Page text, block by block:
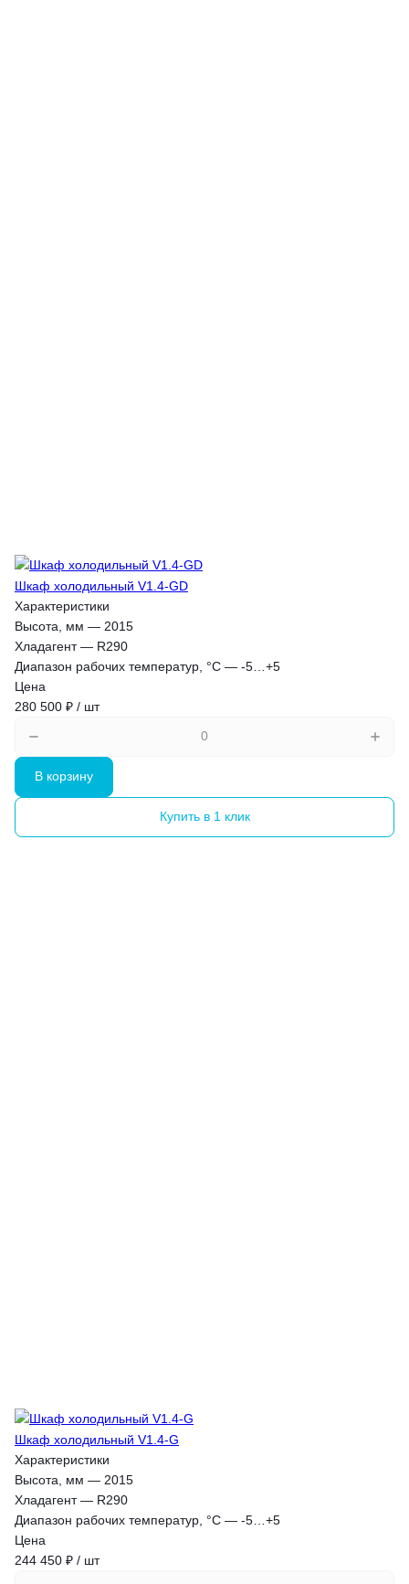
Шкаф холодильный V1.4-GD
Характеристики
Высота, мм — 2015
Хладагент— R290
Диапазон рабочих температур, °C — -5…+5
Цена
280 500 ₽ / шт
В корзину
Купить в 1 клик
Шкаф холодильный V1.4-G
Характеристики
Высота, мм — 2015
Хладагент— R290
Диапазон рабочих температур, °C — -5…+5
Цена
244 450 ₽ / шт